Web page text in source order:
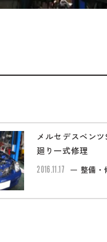
メルセデスベン
廻り一式修理
2016.11.17 整備・